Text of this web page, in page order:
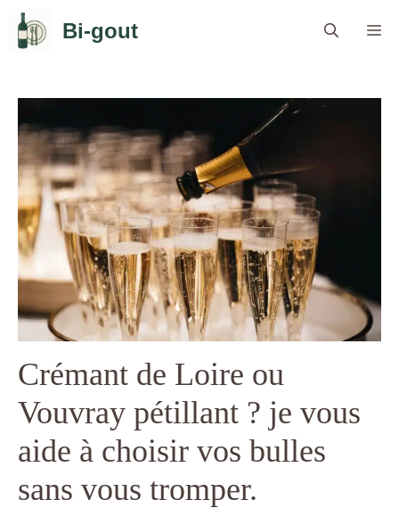
Aller
contenu
Bi-gout
Crémant de Loire ou
Vouvray pétillant ? je vous
aide à choisir vos bulles
sans vous tromper.